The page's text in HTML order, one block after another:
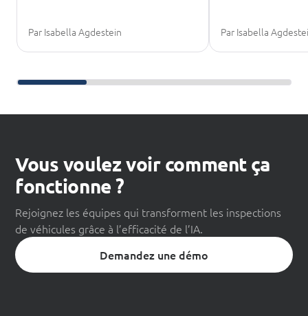
Par Isabella Agdestein Par Isabella
Faire défiler les lectures complémentaires
Vous voulez voir comment ça
fonctionne ?
Rejoignez les équipes qui transforment les inspections
de véhicules grâce à l’efficacité de l’IA.
Demandez une démo